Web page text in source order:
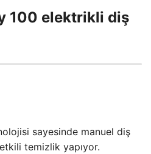
100 elektrikli diş
sayesinde manuel diş
temizlik yapıyor.